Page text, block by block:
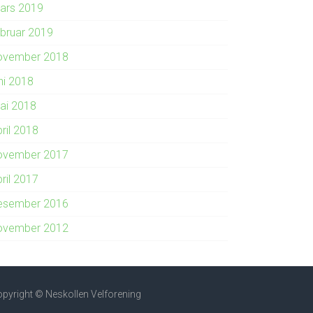
2019
2019
2018
2018
2018
2018
2017
2017
2016
2012
© Neskollen Velforening